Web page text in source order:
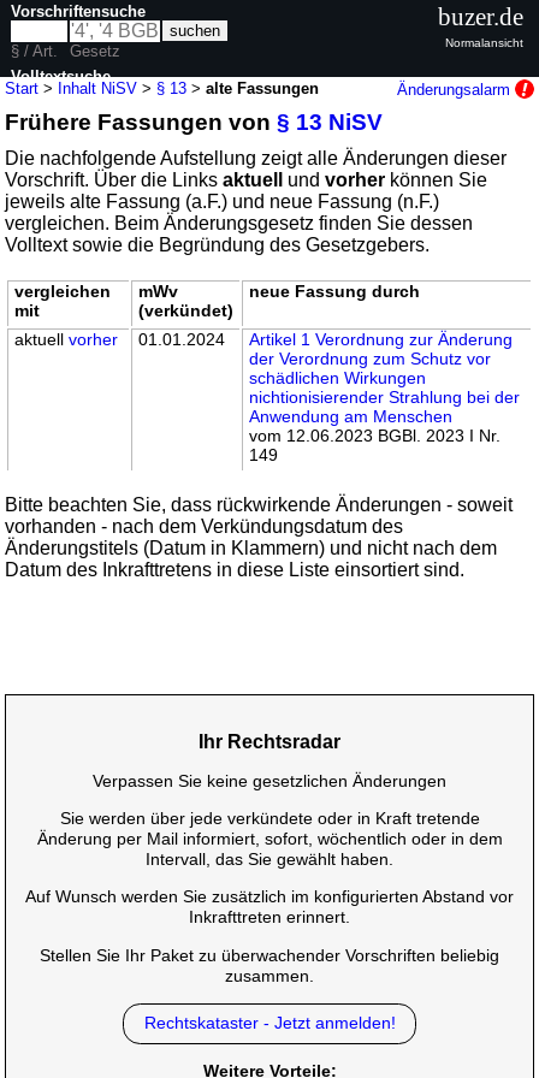
Start > Inhalt NiSV > § 13 >alte Fassungen Änderungsalarm
Frühere Fassungen von§ 13 NiSV
Die nachfolgende Aufstellung zeigt alle Änderungen dieser
Vorschrift. Über die Linksaktuell undvorher können Sie
jeweils alte Fassung (a.F.) und neue Fassung (n.F.)
vergleichen. Beim Änderungsgesetz finden Sie dessen
Volltext sowie die Begründung des Gesetzgebers.
vergleichen
mit
mWv
(verkündet)
neue Fassung durch
aktuellvorher 01.01.2024
Artikel 1 Verordnung zur Änderung
der Verordnung zum Schutz vor
schädlichen Wirkungen
nichtionisierender Strahlung bei der
Anwendung am Menschen
vom 12.06.2023 BGBl. 2023 I Nr.
149
Bitte beachten Sie, dass rückwirkende Änderungen - soweit
vorhanden - nach dem Verkündungsdatum des
Änderungstitels (Datum in Klammern) und nicht nach dem
Datum des Inkrafttretens in diese Liste einsortiert sind.
Vorschriftensuche
§ / Art.
Gesetz
Volltextsuche
nur in NiSV
buzer.de
Normalansicht
Ihr Rechtsradar
Verpassen Sie keine gesetzlichen Änderungen
Sie werden über jede verkündete oder in Kraft tretende
Änderung per Mail informiert, sofort, wöchentlich oder in dem
Intervall, das Sie gewählt haben.
Auf Wunsch werden Sie zusätzlich im konfigurierten Abstand vor
Inkrafttreten erinnert.
Stellen Sie Ihr Paket zu überwachender Vorschriften beliebig
zusammen.
Rechtskataster - Jetzt anmelden!
Weitere Vorteile: